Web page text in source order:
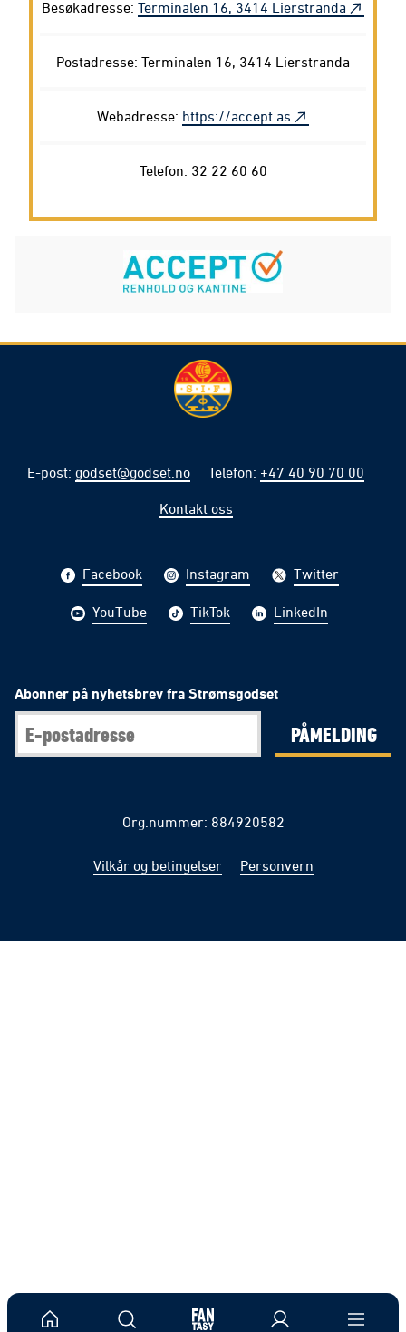
Besøkadresse: Terminalen 16, 3414 Lierstranda
Postadresse: Terminalen 16, 3414 Lierstranda
Webadresse: https://accept.as
Telefon: 32 22 60 60
E-post: godset@godset.no Telefon: +47 40 90 70 00
Kontakt oss
Facebook Instagram Twitter
YouTube TikTok LinkedIn
Abonner på nyhetsbrev fra Strømsgodset
PÅMELDING
Org.nummer: 884920582
Vilkår og betingelser Personvern